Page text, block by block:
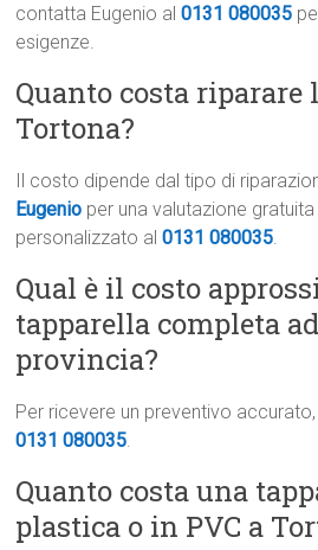
contatta Eugenio al0131 080035
esigenze.
Quanto costa riparare
Tortona?
Il costo dipende dal tipo di
Eugenio per una valutazione
personalizzato al0131 080035.
Qual è il costo
tapparella completa
provincia?
Per ricevere un preventivo
0131 080035.
Quanto costa una
plastica o in PVC a